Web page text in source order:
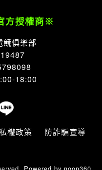
方授權商※
俱樂部
18:00
權政策 防詐騙宣導